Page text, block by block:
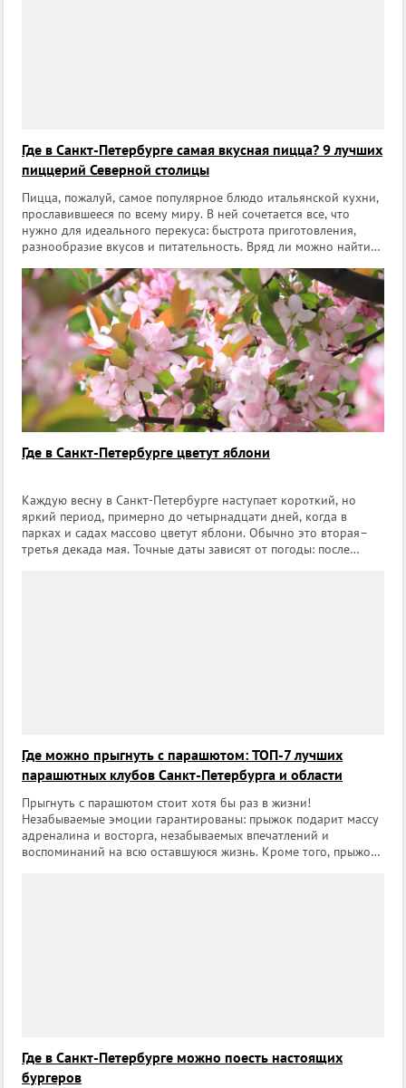
Где в Санкт-Петербурге самая вкусная пицца? 9 лучших
пиццерий Северной столицы
Пицца, пожалуй, самое популярное блюдо итальянской кухни,
прославившееся по всему миру. В ней сочетается все, что
нужно для идеального перекуса: быстрота приготовления,
разнообразие вкусов и питательность. Вряд ли можно найти
попробуем разобраться, г
Где в Санкт-Петербурге цветут яблони
Каждую весну в Санкт-Петербурге наступает короткий, но
яркий период, примерно до четырнадцати дней, когда в
парках и садах массово цветут яблони. Обычно это вторая–
третья декада мая. Точные даты зависят от погоды: после
Где можно прыгнуть с парашютом: ТОП-7 лучших
парашютных клубов Санкт-Петербурга и области
Прыгнуть с парашютом стоит хотя бы раз в жизни!
Незабываемые эмоции гарантированы: прыжок подарит массу
адреналина и восторга, незабываемых впечатлений и
воспоминаний на всю оставшуюся жизнь. Кроме того, прыжок
Где в Санкт-Петербурге можно поесть настоящих
бургеров